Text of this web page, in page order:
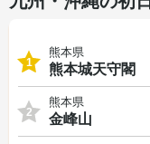
1
熊本県
熊本城天守閣
2
熊本県
金峰山